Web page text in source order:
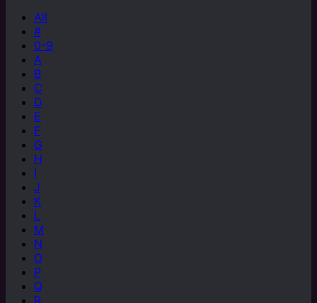
All
#
0-9
A
B
C
D
E
F
G
H
I
J
K
L
M
N
O
P
Q